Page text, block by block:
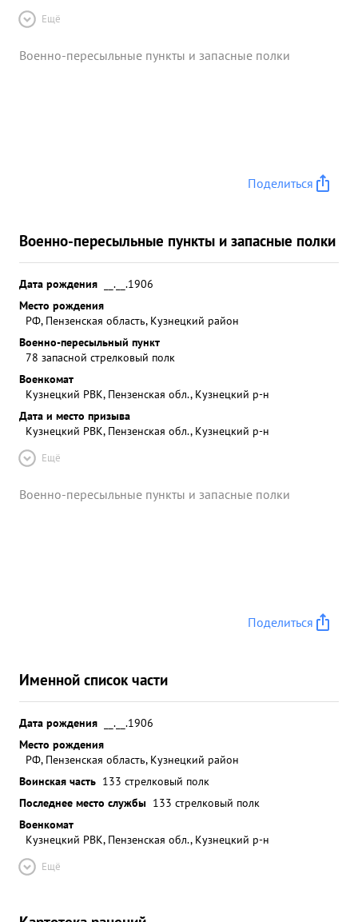
Ещё
Военно-пересыльные пункты и запасные полки
Поделиться
Военно-пересыльные пункты и запасные полки
Дата рождения
__.__.1906
Место рождения
РФ, Пензенская область, Кузнецкий район
Военно-пересыльный пункт
78 запасной стрелковый полк
Военкомат
Кузнецкий РВК, Пензенская обл., Кузнецкий р-н
Дата и место призыва
Кузнецкий РВК, Пензенская обл., Кузнецкий р-н
Ещё
Военно-пересыльные пункты и запасные полки
Поделиться
Именной список части
Дата рождения
__.__.1906
Место рождения
РФ, Пензенская область, Кузнецкий район
Воинская часть 133 стрелковый полк
Последнее место службы 133 стрелковый полк
Военкомат
Кузнецкий РВК, Пензенская обл., Кузнецкий р-н
Ещё